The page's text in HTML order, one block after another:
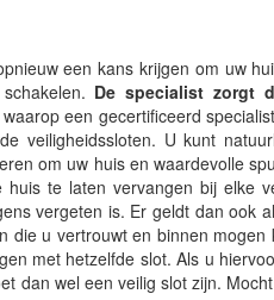
een kans krijgen om uw
De specialist zorgt
een gecertificeerd
veiligheidssloten. U kunt
om uw huis en waardevolle
te laten vervangen bij elke
vergeten is. Er geldt dan ook
die u vertrouwt en binnen
met hetzelfde slot. Als u
dan wel een veilig slot zijn.